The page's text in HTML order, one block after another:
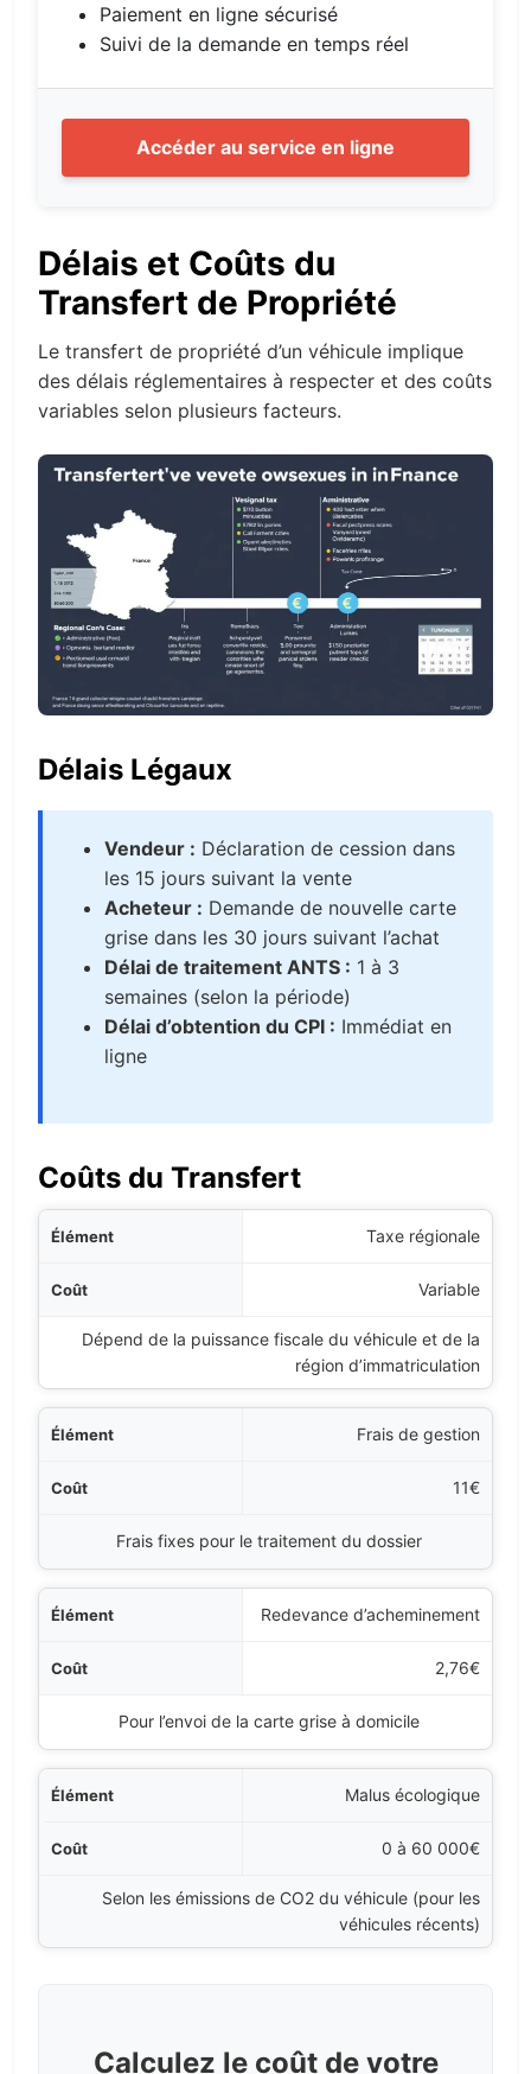
Paiement en ligne sécurisé
Suivi de la demande en temps réel
Accéder au service en ligne
Délais et Coûts du
Transfert de Propriété
Le transfert de propriété d’un véhicule implique
des délais réglementaires à respecter et des coûts
variables selon plusieurs facteurs.
Délais Légaux
Vendeur : Déclaration de cession dans
les 15 jours suivant la vente
Acheteur : Demande de nouvelle carte
grise dans les 30 jours suivant l’achat
Délai de traitement ANTS : 1 à 3
semaines (selon la période)
Délai d’obtention du CPI : Immédiat en
ligne
Coûts du Transfert
Taxe régionale
Variable
Dépend de la puissance fiscale du véhicule et de la
région d’immatriculation
Frais de gestion
11€
Frais fixes pour le traitement du dossier
Redevance d’acheminement
2,76€
Pour l’envoi de la carte grise à domicile
Malus écologique
0 à 60 000€
Selon les émissions de CO2 du véhicule (pour les
véhicules récents)
Calculez le coût de votre